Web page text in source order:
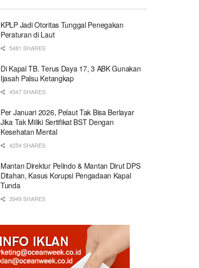
KPLP Jadi Otoritas Tunggal Penegakan
Peraturan di Laut
5481 SHARES
Di Kapal TB. Terus Daya 17, 3 ABK Gunakan
Ijasah Palsu Ketangkap
4547 SHARES
Per Januari 2026, Pelaut Tak Bisa Berlayar
Jika Tak Miliki Sertifikat BST Dengan
Kesehatan Mental
4254 SHARES
Mantan Direktur Pelindo & Mantan Dirut DPS
Ditahan, Kasus Korupsi Pengadaan Kapal
Tunda
3949 SHARES